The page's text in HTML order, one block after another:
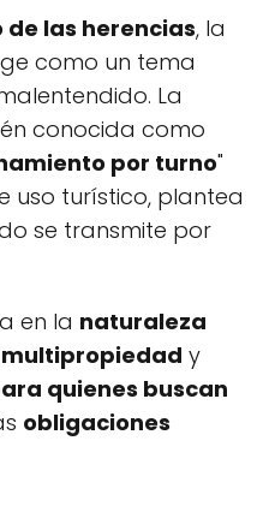
las herencias, la
como un tema
La
conocida como
por turno"
uso turístico, plantea
se transmite por
en la naturaleza
y
quienes buscan
obligaciones